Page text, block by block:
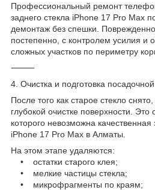
Профессиональный ремонт
заднего стекла iPhone 17 Pro Max
демонтаж без спешки.
постепенно, с контролем усилия и
сложных участков по периметру
⸻
4. Очистка и подготовка
После того как старое стекло
глубокой очистке поверхности. Это
которого невозможна
iPhone 17 Pro Max в Алматы.
На этом этапе удаляются:
• остатки старого клея;
• мелкие частицы стекла;
• микрофрагменты по краям;